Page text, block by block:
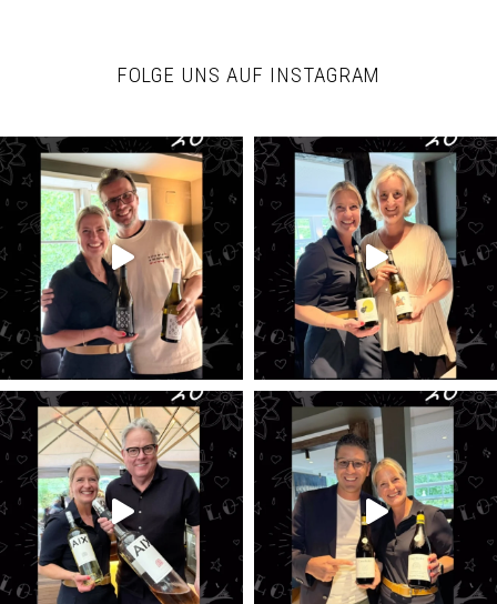
FOLGE UNS AUF INSTAGRAM